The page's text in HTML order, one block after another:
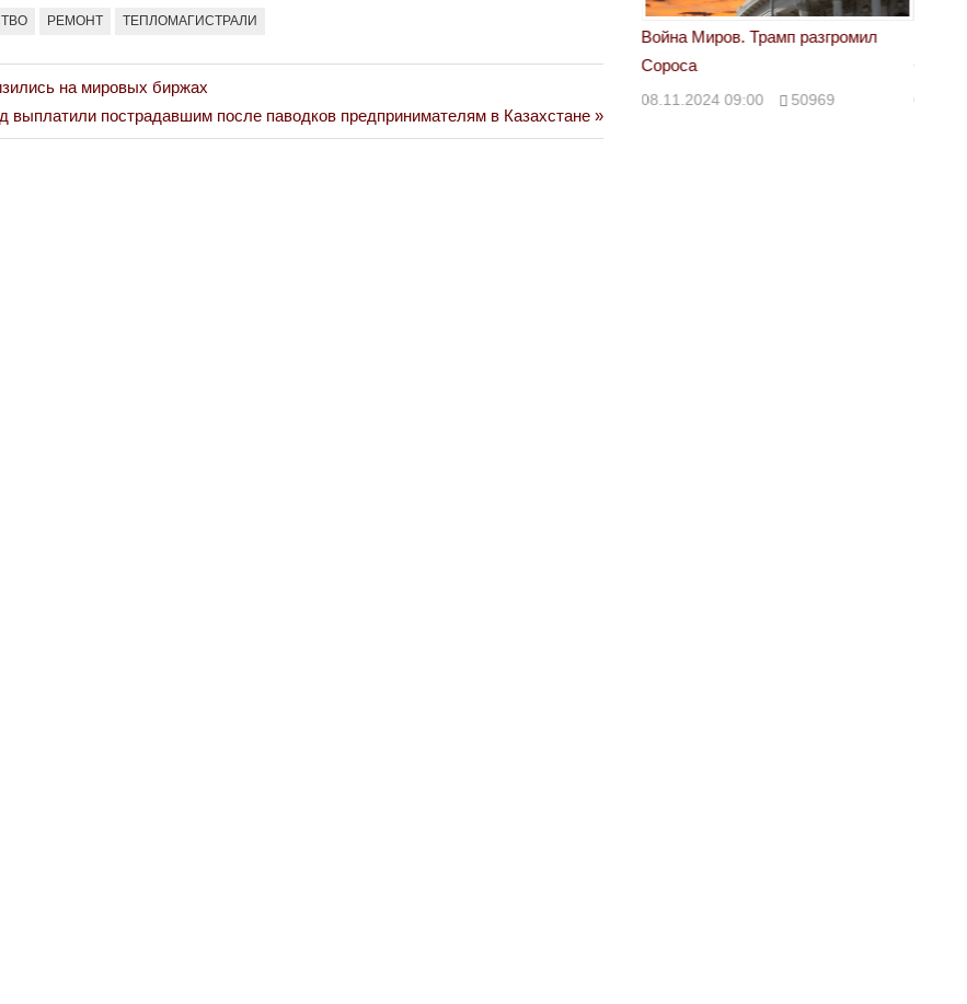
РЕМОНТ ТЕПЛОМАГИСТРАЛИ
на мировых биржах
выплатили пострадавшим после паводков предпринимателям в Казахстане
Сороса
Война Миров. Трамп разгромил
Сороса
08.11.2024 09:00 50969